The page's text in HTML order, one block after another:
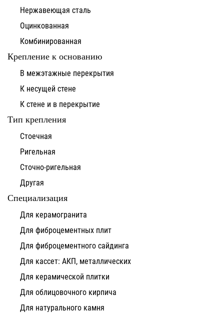
Нержавеющая сталь
Оцинкованная
Комбинированная
Крепление к основанию
В межэтажные перекрытия
К несущей стене
К стене и в перекрытие
Тип крепления
Стоечная
Ригельная
Сточно-ригельная
Другая
Специализация
Для керамогранита
Для фиброцементных плит
Для фиброцементного сайдинга
Для кассет: АКП, металлических
Для керамической плитки
Для облицовочного кирпича
Для натурального камня